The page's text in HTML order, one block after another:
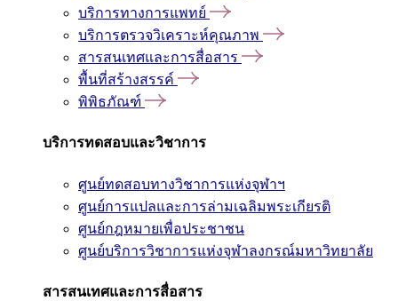
บริการทางการแพทย์
บริการตรวจวิเคราะห์คุณภาพ
สารสนเทศและการสื่อสาร
พื้นที่สร้างสรรค์
พิพิธภัณฑ์
บริการทดสอบและวิชาการ
ศูนย์ทดสอบทางวิชาการแห่งจุฬาฯ
ศูนย์การแปลและการล่ามเฉลิมพระเกียรติ
ศูนย์กฎหมายเพื่อประชาชน
ศูนย์บริการวิชาการแห่งจุฬาลงกรณ์มหาวิทยาลัย
สารสนเทศและการสื่อสาร